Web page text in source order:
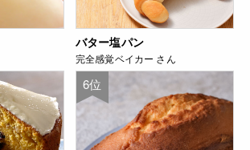
バター塩パン
完全感覚ベイカー さん
6位